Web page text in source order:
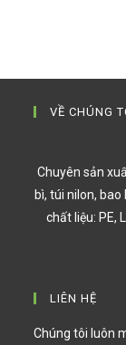
VỀ CHÚNG
Chuyên sản
bì, túi nilon,
chất liệu: PE,
LIÊN HỆ
Chúng tôi luôn